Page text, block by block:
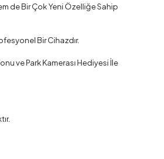
de Bir Çok Yeni Özelliğe Sahip
Bir Cihazdır.
ve Park Kamerası Hediyesi İle